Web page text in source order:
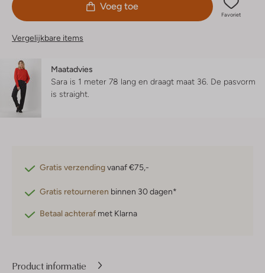
Voeg toe
Favoriet
Vergelijkbare items
Maatadvies
Sara is 1 meter 78 lang en draagt maat 36. De pasvorm
is straight
Gratis verzendingvanaf €75,-
Gratis retourneren binnen 30 dagen*
Betaal achteraf met Klarna
Product informatie